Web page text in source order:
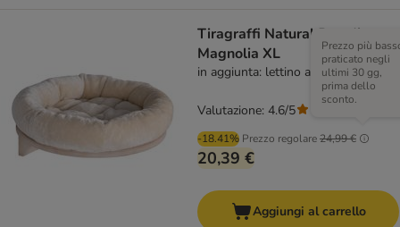
Tiragraffi Natural Paradise
Magnolia XL
in aggiunta: lettino a parete - beige
-18.41% Prezzo regolare24,99 €
Prezzo più
praticato negli
ultimi 30 gg,
prima dello
sconto.
20,39 €
Valutazione: 4.6/5
Aggiungi al carrello